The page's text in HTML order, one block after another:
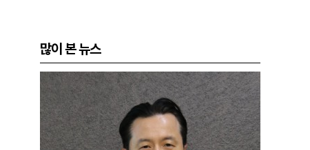
많이 본 뉴스